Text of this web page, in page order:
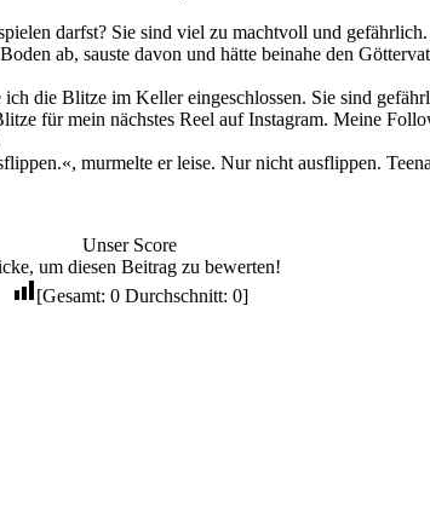
darfst? Sie sind viel zu machtvoll und
ab, sauste davon und hätte beinahe den
die Blitze im Keller eingeschlossen. Sie sind
für mein nächstes Reel auf Instagram. Meine
murmelte er leise. Nur nicht ausflippen.
Unser Score
um diesen Beitrag zu bewerten!
[Gesamt: 0Durchschnitt: 0]